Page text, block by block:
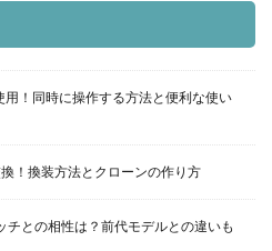
用！同時に操作する方法と便利な使い
！換装方法とクローンの作り方
チとの相性は？前代モデルとの違いも